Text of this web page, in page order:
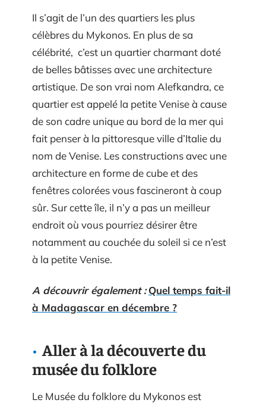
Il s’agit de l’un des quartiers les plus
célèbres du Mykonos. En plus de sa
célébrité, c’est un quartier charmant doté
de belles bâtisses avec une architecture
artistique. De son vrai nom Alefkandra, ce
quartier est appelé la petite Venise à cause
de son cadre unique au bord de la mer qui
fait penser à la pittoresque ville d’Italie du
nom de Venise. Les constructions avec une
architecture en forme de cube et des
fenêtres colorées vous fascineront à coup
sûr. Sur cette île, il n’y a pas un meilleur
endroit où vous pourriez désirer être
notamment au couchée du soleil si ce n’est
à la petite Venise.
A découvrir également : Quel temps fait-il
à Madagascar en décembre ?
Aller à la découverte du
musée du folklore
Le Musée du folklore du Mykonos est